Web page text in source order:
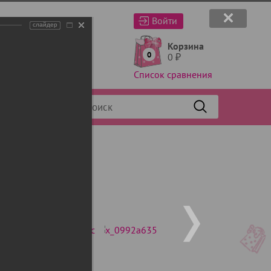
Войти
0
Корзина
0 ₽
Список сравнения
слайдер